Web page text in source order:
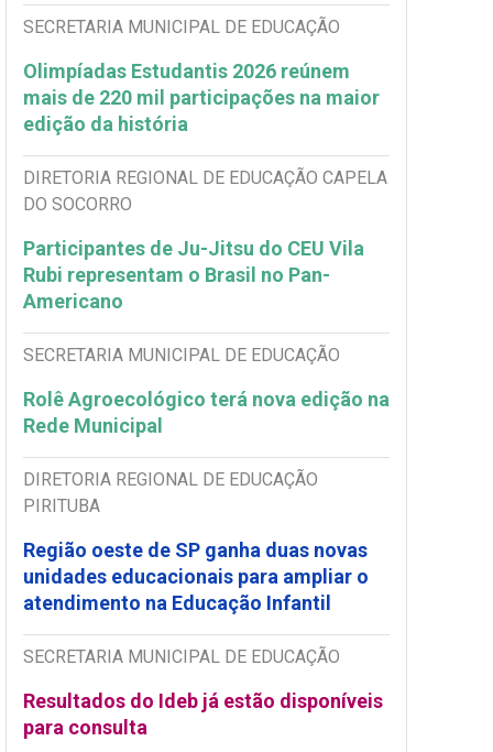
SECRETARIA MUNICIPAL DE EDUCAÇÃO
Olimpíadas Estudantis 2026 reúnem
mais de 220 mil participações na maior
edição da história
DIRETORIA REGIONAL DE EDUCAÇÃO CAPELA
DO SOCORRO
Participantes de Ju-Jitsu do CEU Vila
Rubi representam o Brasil no Pan-
Americano
SECRETARIA MUNICIPAL DE EDUCAÇÃO
Rolê Agroecológico terá nova edição na
Rede Municipal
DIRETORIA REGIONAL DE EDUCAÇÃO
PIRITUBA
Região oeste de SP ganha duas novas
unidades educacionais para ampliar o
atendimento na Educação Infantil
SECRETARIA MUNICIPAL DE EDUCAÇÃO
Resultados do Ideb já estão disponíveis
para consulta